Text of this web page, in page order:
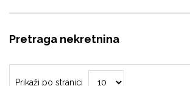
Pretraga nekretnina
Prikaži po stranici